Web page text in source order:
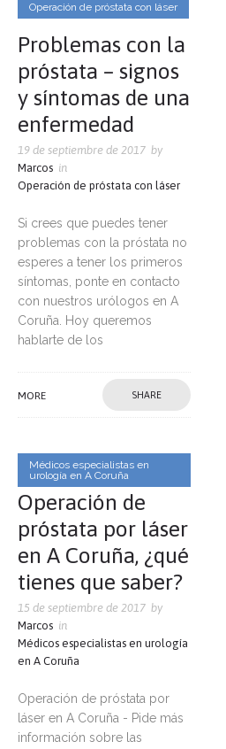
Operación de próstata con láser
Problemas con la
próstata – signos
y síntomas de una
enfermedad
19 de septiembre de 2017 by
Marcos in
Operación de próstata con láser
Si crees que puedes tener
problemas con la próstata no
esperes a tener los primeros
síntomas, ponte en contacto
con nuestros urólogos en A
Coruña. Hoy queremos
hablarte de los
MORE SHARE
Médicos especialistas en
urología en A Coruña
Operación de
próstata por láser
en A Coruña, ¿qué
tienes que saber?
15 de septiembre de 2017 by
Marcos in
Médicos especialistas en urología
en A Coruña
Operación de próstata por
láser en A Coruña - Pide más
información sobre las